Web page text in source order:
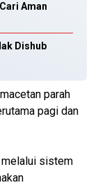
Aman
Dishub
parah
pagi dan
melalui sistem